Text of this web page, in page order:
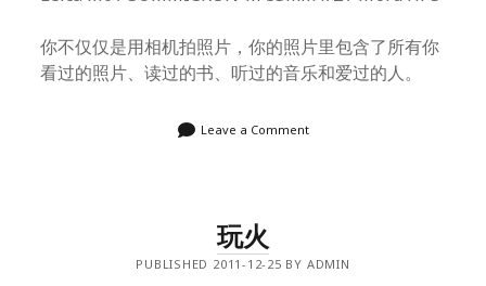
你不仅仅是用相机拍照片，你的照片里包含了所有你
看过的照片、读过的书、听过的音乐和爱过的人。
Leave a Comment
玩火
PUBLISHED 2011-12-25 BY ADMIN